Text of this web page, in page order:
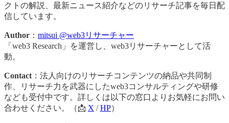
クトの解説、最新ニュース紹介などのリサーチ記事を毎日配
信しています。
Author ： mitsui @web3リサーチャー
「web3 Research」を運営し、web3リサーチャーとして活
動。
Contact ：法人向けのリサーチコンテンツの納品や共同制
作、リサーチ力を武器にしたweb3コンサルティングや研修
なども受付中です。詳しくは以下の窓口よりお気軽にお問い
合わせください。（📩 X /HP）